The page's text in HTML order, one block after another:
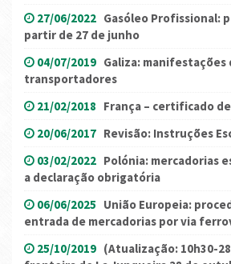
27/06/2022 Gasóleo Profissional:
partir de 27 de junho
04/07/2019 Galiza: manifestações
transportadores
21/02/2018 França – certificado
20/06/2017 Revisão: Instruções
03/02/2022 Polónia: mercadorias
a declaração obrigatória
06/06/2025 União Europeia:
entrada de mercadorias por via
25/10/2019 (Atualização: 10h30-